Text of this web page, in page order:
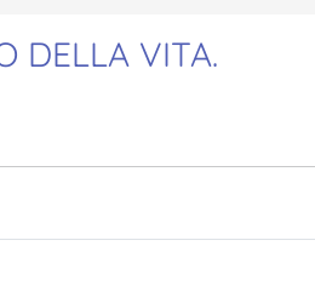
DELLA VITA.